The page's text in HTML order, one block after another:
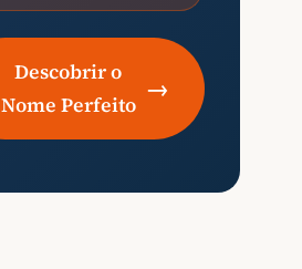
Descobrir o
Nome Perfeito
→